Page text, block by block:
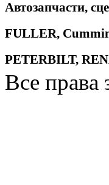
Автозапчасти,
FULLER,
PETERBILT,
Все